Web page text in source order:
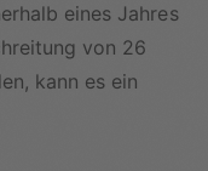
eines Jahres
von 26
kann es ein